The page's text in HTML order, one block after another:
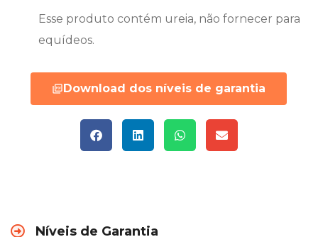
Esse produto contém ureia, não fornecer para
equídeos.
Download dos níveis de garantia
Níveis de Garantia